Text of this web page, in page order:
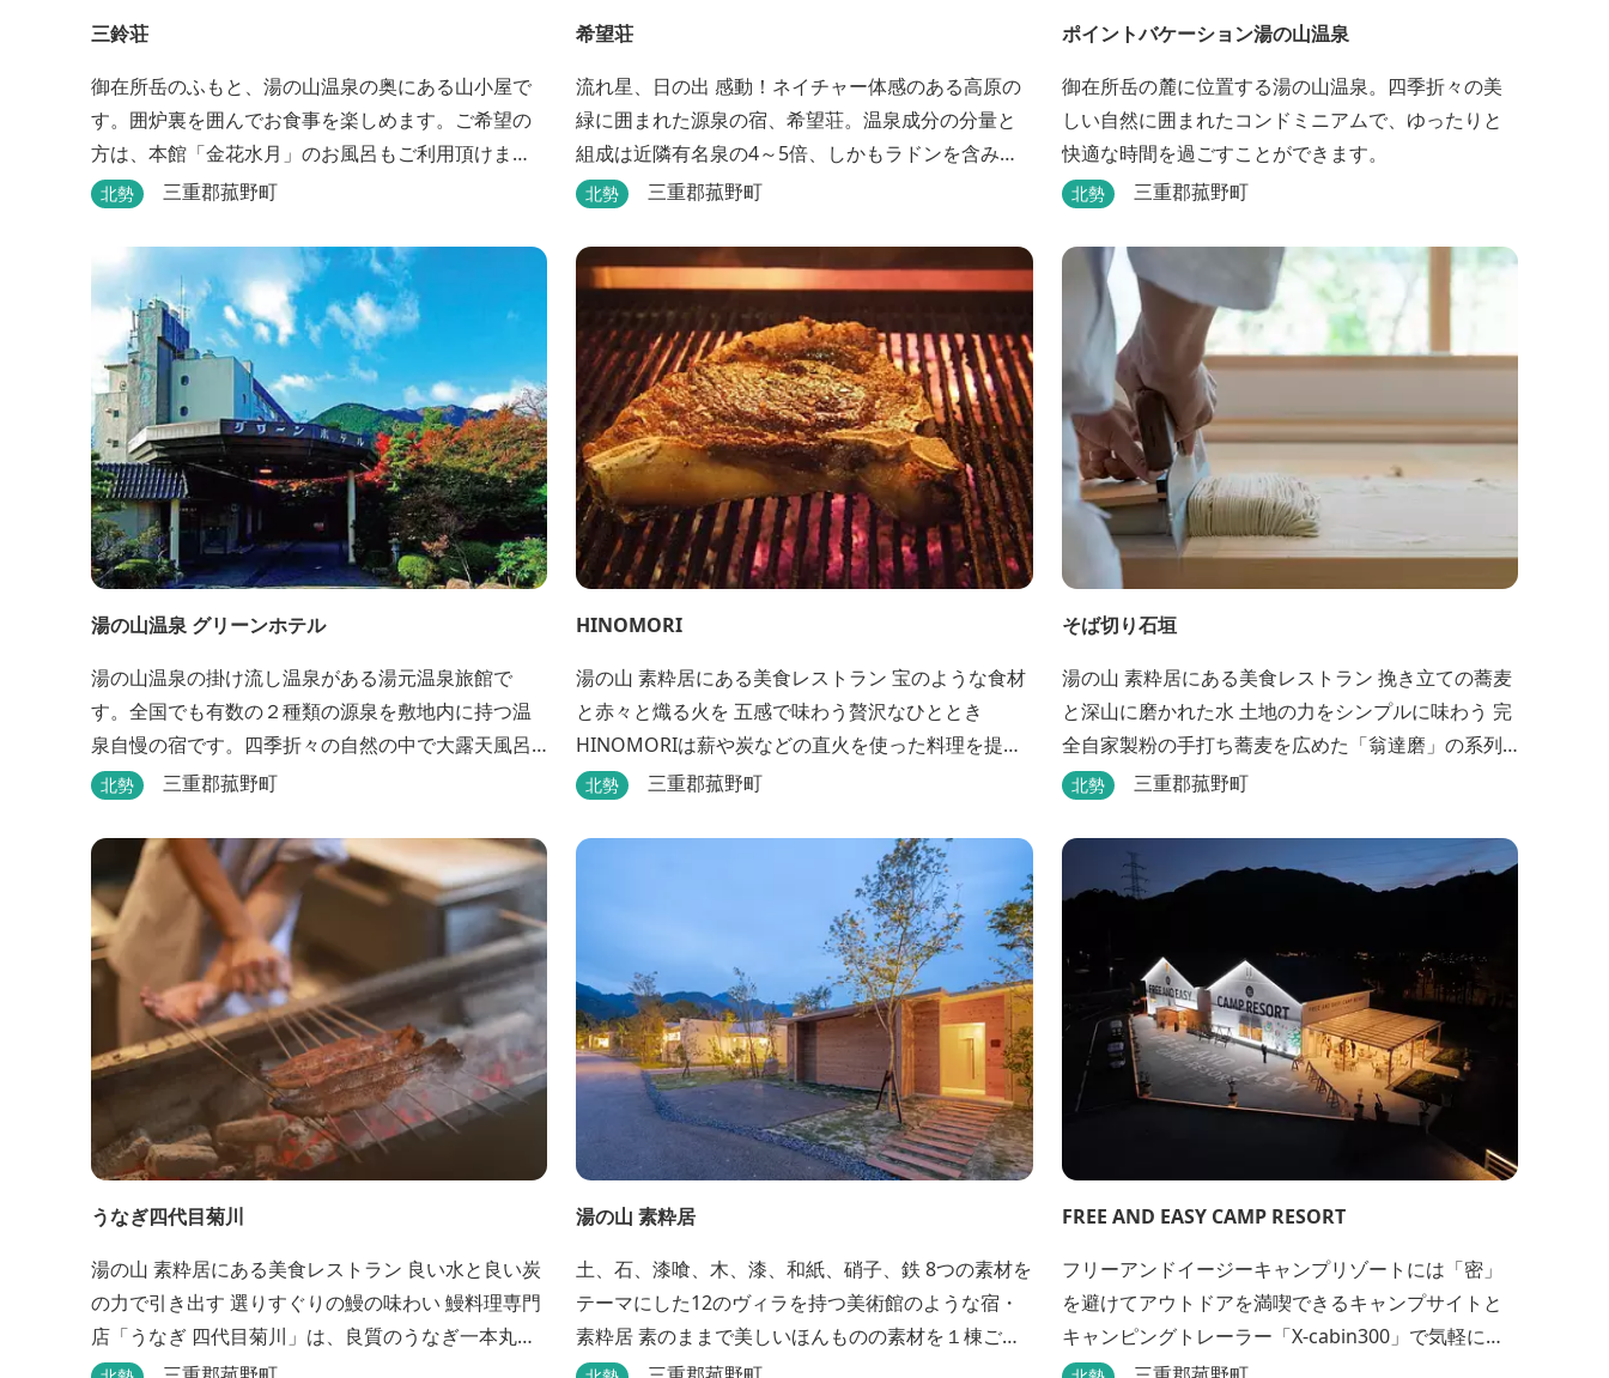
三鈴荘
御在所岳のふもと、湯の山温泉の奥にある山小屋で
す。囲炉裏を囲んでお食事を楽しめます。ご希望の
方は、本館「金花水月」のお風呂もご利用頂けま
す。
北勢 三重郡菰野町
希望荘
流れ星、日の出 感動！ネイチャー体感のある高原の
緑に囲まれた源泉の宿、希望荘。温泉成分の分量と
組成は近隣有名泉の4～5倍、しかもラドンを含み療
養泉としての適応症は抜群です。明日の健康に、ご
さい。 熱気浴ラドンの泉も新たにオープン！ぜひご
利用ください。
北勢 三重郡菰野町
ポイントバケーション湯の山温泉
御在所岳の麓に位置する湯の山温泉。四季折々の美
しい自然に囲まれたコンドミニアムで、ゆったりと
快適な時間を過ごすことができます。
北勢 三重郡菰野町
湯の山温泉 グリーンホテル
湯の山温泉の掛け流し温泉がある湯元温泉旅館で
す。全国でも有数の２種類の源泉を敷地内に持つ温
泉自慢の宿です。四季折々の自然の中で大露天風呂
が楽しめます。
北勢 三重郡菰野町
HINOMORI
湯の山 素粋居にある美食レストラン 宝のような食材
と赤々と熾る火を 五感で味わう贅沢なひととき
HINOMORIは薪や炭などの直火を使った料理を提供
します。炎が消えて熾火になる瞬間の上品な香りを
でじっくりとローストしたり。炎が生み出す味わい
の繊細さと豪快さをコースでお楽しみください。料
理監修は、フランスで活躍するシェフ・手島竜司。
北勢 三重郡菰野町
そば切り石垣
湯の山 素粋居にある美食レストラン 挽き立ての蕎麦
と深山に磨かれた水 土地の力をシンプルに味わう 完
全自家製粉の手打ち蕎麦を広めた「翁達磨」の系列
で、ミシュラン1つ星の「なにわ翁」で研鑽を積んだ
完全自家製粉による二八蕎麦を踏襲し、蕎麦と酒を
シンプルに楽しむ店を実現しました。国産蕎麦の香
北勢 三重郡菰野町
うなぎ四代目菊川
湯の山 素粋居にある美食レストラン 良い水と良い炭
の力で引き出す 選りすぐりの鰻の味わい 鰻料理専門
店「うなぎ 四代目菊川」は、良質のうなぎ一本丸ご
とを蒲焼にした「一本うなぎ」で知られます。大き
湯の山 素粋居
土、石、漆喰、木、漆、和紙、硝子、鉄 8つの素材を
テーマにした12のヴィラを持つ美術館のような宿・
素粋居 素のままで美しいほんものの素材を１棟ごと
に選び、時とともに味わいの増す12棟のヴィラをつ
FREE AND EASY CAMP RESORT
フリーアンドイージーキャンプリゾートには「密」
を避けてアウトドアを満喫できるキャンプサイトと
キャンピングトレーラー「X-cabin300」で気軽に非
日常的な空間を楽しめるX-cabinトレーラーサイト、